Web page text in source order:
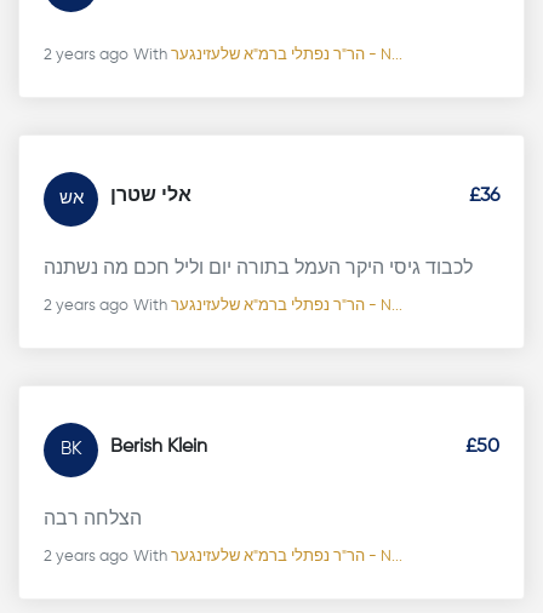
2 years ago With הר"ר נפתלי ברמ"א שלעזינגער - N...
אש אלי שטרן £36
לכבוד גיסי היקר העמל בתורה יום וליל חכם מה נשתנה
2 years ago With הר"ר נפתלי ברמ"א שלעזינגער - N...
BK Berish Klein £50
הצלחה רבה
2 years ago With הר"ר נפתלי ברמ"א שלעזינגער - N...